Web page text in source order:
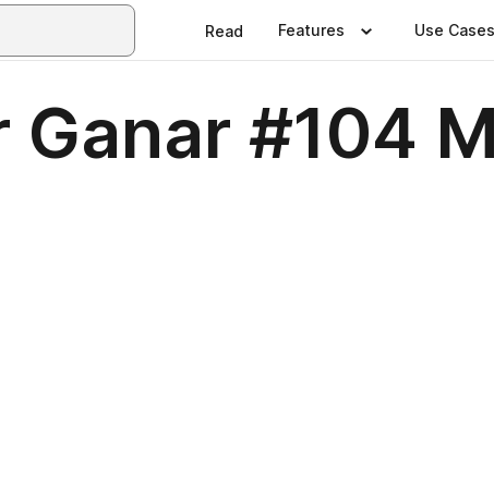
Read Features Use Cases
Ganar #104